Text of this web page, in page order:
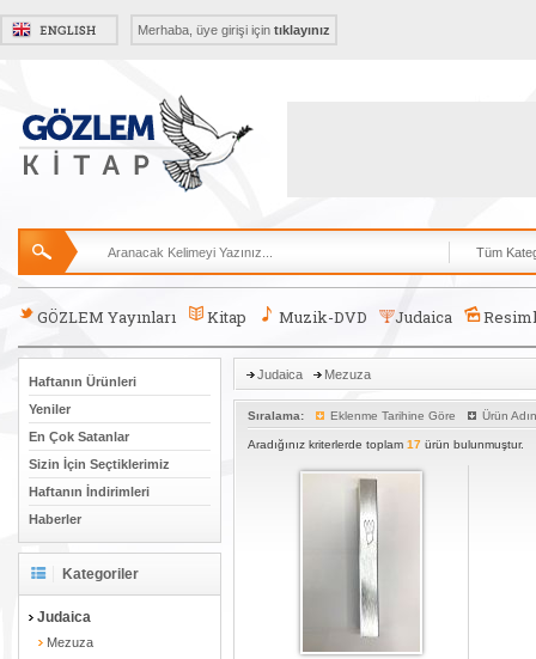
Merhaba, üye girişi için tıklayınız
GÖZLEM Yayınları Kitap Muzik-DVD Judaica
Haftanın Ürünleri
Yeniler
En Çok Satanlar
Sizin İçin Seçtiklerimiz
Haftanın İndirimleri
Haberler
Kategoriler
Judaica
Mezuza
Judaica Mezuza
Sıralama: Eklenme Tarihine Göre Ürün
Aradığınız kriterlerde toplam 17 ürün bulunmuştur.